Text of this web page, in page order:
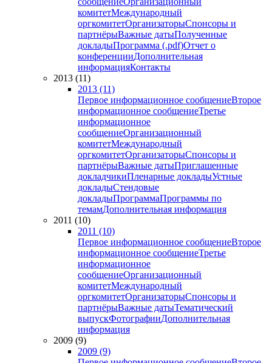
комитетМеждународный
оргкомитетОрганизаторыСпонсоры и
партнёрыВажные датыПолученные
докладыПрограмма (.pdf)Отчет о
конференцииДополнительная
информацияКонтакты
2013 (11)
2013 (11)
Первое информационное сообщениеВторое
информационное сообщениеТретье
информационное
сообщениеОрганизационный
комитетМеждународный
оргкомитетОрганизаторыСпонсоры и
партнёрыВажные датыПриглашенные
докладчикиПленарные докладыУстные
докладыСтендовые
докладыПрограммаПрограммы по
темамДополнительная информация
2011 (10)
2011 (10)
Первое информационное сообщениеВторое
информационное сообщениеТретье
информационное
сообщениеОрганизационный
комитетМеждународный
оргкомитетОрганизаторыСпонсоры и
партнёрыВажные датыТематический
выпускФотографииДополнительная
информация
2009 (9)
2009 (9)